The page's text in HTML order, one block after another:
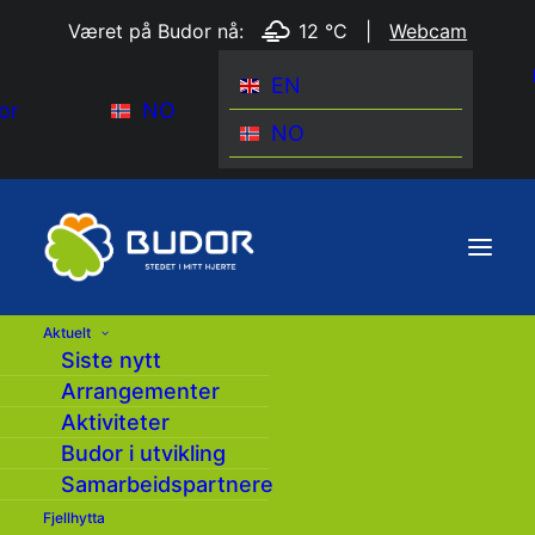
Været på Budor nå: 12 °C |Webcam
NO
EN
NO
Aktuelt
Siste nytt
Arrangementer
Aktiviteter
Budor i utvikling
Samarbeidspartnere
Fjellhytta
Konkurranseregler – Visit Budor Quiz
Ved å delta i konkurransen godtar du
følgende vilkår:
1. Arrangør